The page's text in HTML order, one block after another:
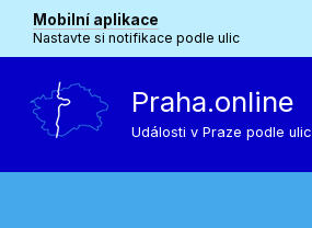
Mobilní aplikace
Nastavte si notifikace podle ulic
Praha.online
Události v Praze podle ulic